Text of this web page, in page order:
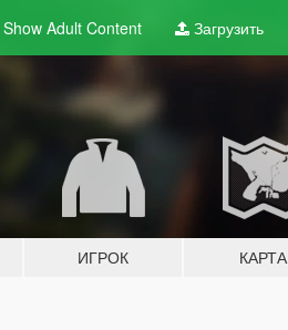
Show Adult Content Загрузить
ИГРОК КАРТА